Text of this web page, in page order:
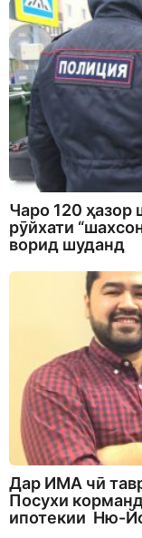
Чаро 120 ҳазор
рӯйхати
ворид шуданд
Дар ИМА чӣ
Посухи
ипотекии Ню-